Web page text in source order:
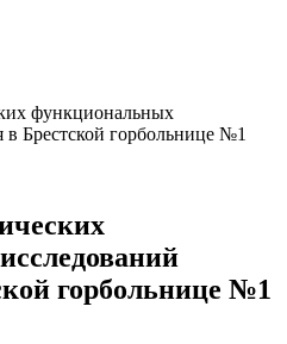
функциональных
в Брестской горбольнице №1
горбольнице №1